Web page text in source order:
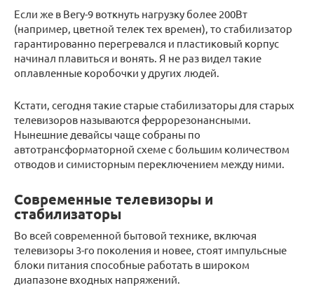
Если же в Вегу-9 воткнуть нагрузку более 200Вт
(например, цветной телек тех времен), то стабилизатор
гарантированно перегревался и пластиковый корпус
начинал плавиться и вонять. Я не раз видел такие
оплавленные коробочки у других людей.
Кстати, сегодня такие старые стабилизаторы для старых
телевизоров называются феррорезонансными.
Нынешние девайсы чаще собраны по
автотрансформаторной схеме с большим количеством
отводов и симисторным переключением между ними.
Современные телевизоры и
стабилизаторы
Во всей современной бытовой технике, включая
телевизоры 3-го поколения и новее, стоят импульсные
блоки питания способные работать в широком
диапазоне входных напряжений.